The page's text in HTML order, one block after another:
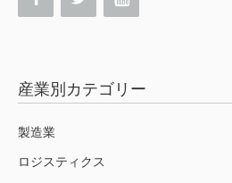
産業別カテゴリー
製造業
ロジスティクス